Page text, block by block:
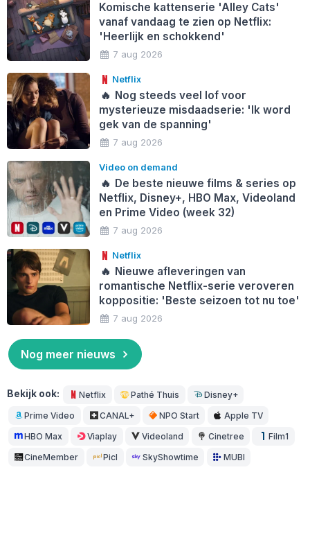
Komische kattenserie 'Alley Cats'
vanaf vandaag te zien op Netflix:
'Heerlijk en schokkend'
7 aug 2026
Netflix
🔥 Nog steeds veel lof voor
mysterieuze misdaadserie: 'Ik word
gek van de spanning'
7 aug 2026
Video on demand
🔥 De beste nieuwe films & series op
Netflix, Disney+, HBO Max, Videoland
en Prime Video (week 32)
7 aug 2026
Netflix
🔥 Nieuwe afleveringen van
romantische Netflix-serie veroveren
koppositie: 'Beste seizoen tot nu toe'
7 aug 2026
Nog meer nieuws
Bekijk ook: Netflix Pathé Thuis Disney+
Prime Video CANAL+ NPO Start Apple TV
HBO Max Viaplay Videoland Cinetree Film1
CineMember Picl SkyShowtime MUBI